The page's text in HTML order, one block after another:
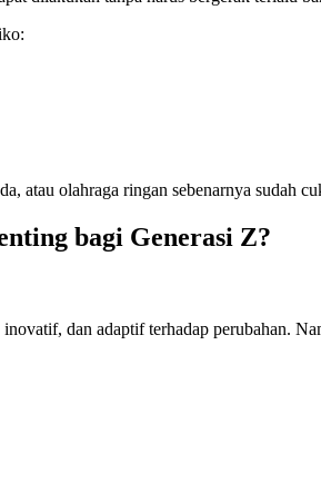
atau olahraga ringan sebenarnya sudah
bagi Generasi Z?
dan adaptif terhadap perubahan.